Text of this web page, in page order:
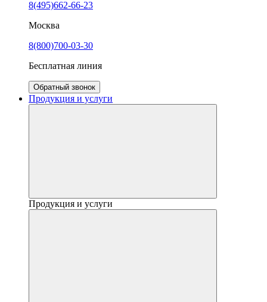
8(495)662-66-23
Москва
8(800)700-03-30
Бесплатная линия
Обратный звонок
Продукция и услуги
Продукция и услуги